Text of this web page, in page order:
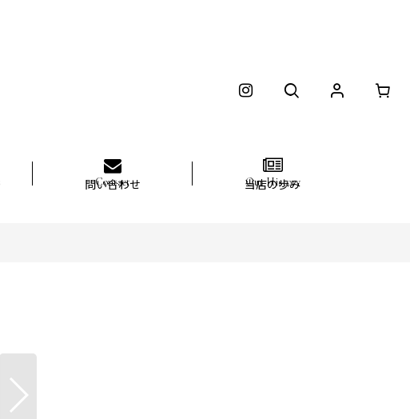
問い合わせ 当店の歩み